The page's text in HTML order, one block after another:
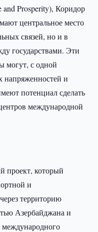
and Prosperity), Коридор
центральное место
связей, но и в
государствами. Эти
могут, с одной
напряженностей и
потенциал сделать
международной
проект, который
и
территорию
Азербайджана и